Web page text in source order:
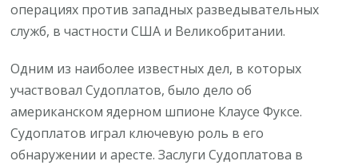
операциях против западных разведывательных
служб, в частности США и Великобритании.
Одним из наиболее известных дел, в которых
участвовал Судоплатов, было дело об
американском ядерном шпионе Клаусе Фуксе.
Судоплатов играл ключевую роль в его
обнаружении и аресте. Заслуги Судоплатова в